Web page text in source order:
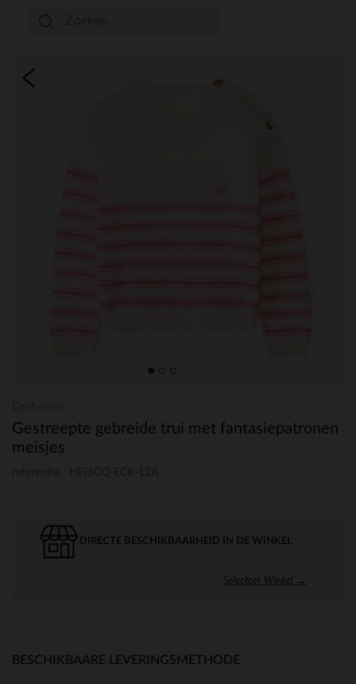
Gestreepte gebreide trui met fantasiepatronen
meisjes
DIRECTE BESCHIKBAARHEID IN DE WINKEL
Selecteer Winkel →
BESCHIKBAARE LEVERINGSMETHODE